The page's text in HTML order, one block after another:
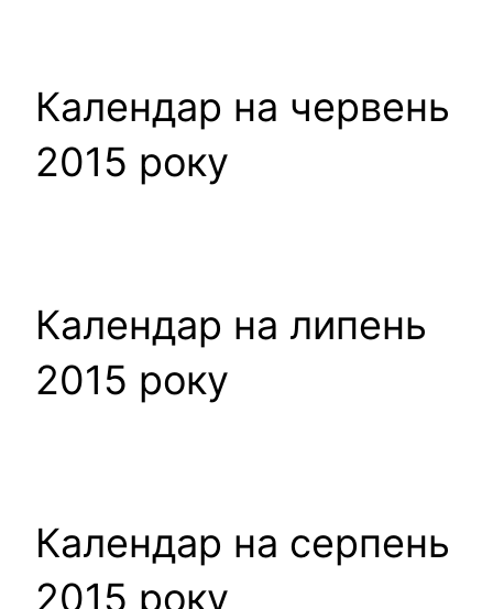
Календар на червень
2015 року
Календар на липень
2015 року
Календар на серпень
2015 року